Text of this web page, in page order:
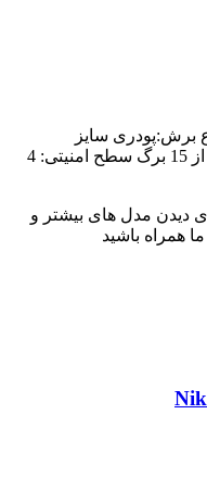
برش:پودری سایز
سطح امنیتی: 4
دیدن مدل های بیشتر و
ما همراه باشید